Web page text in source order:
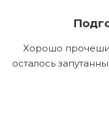
Хорошо
осталось